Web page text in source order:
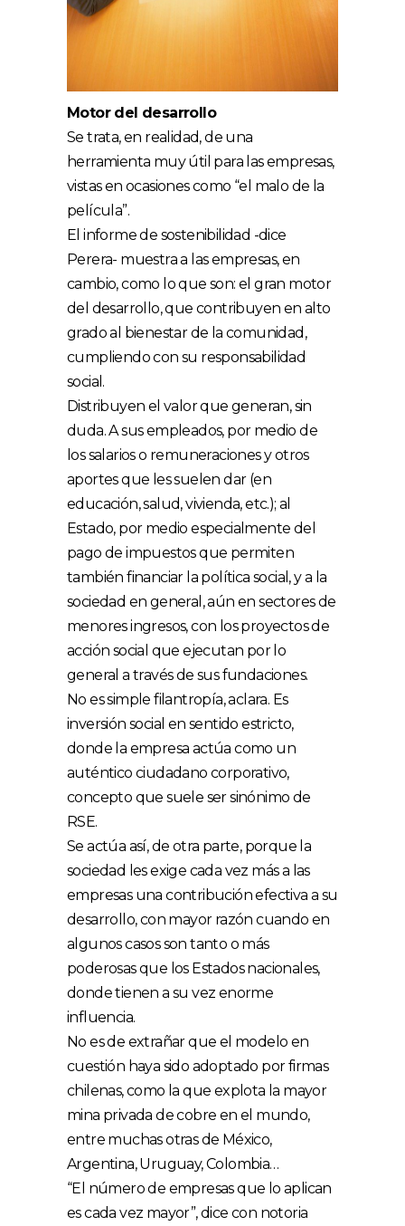
Motor del desarrollo
Se trata, en realidad, de una
herramienta muy útil para las empresas,
vistas en ocasiones como “el malo de la
película”.
El informe de sostenibilidad -dice
Perera- muestra a las empresas, en
cambio, como lo que son: el gran motor
del desarrollo, que contribuyen en alto
grado al bienestar de la comunidad,
cumpliendo con su responsabilidad
social.
Distribuyen el valor que generan, sin
duda. A sus empleados, por medio de
los salarios o remuneraciones y otros
aportes que les suelen dar (en
educación, salud, vivienda, etc.); al
Estado, por medio especialmente del
pago de impuestos que permiten
también financiar la política social, y a la
sociedad en general, aún en sectores de
menores ingresos, con los proyectos de
acción social que ejecutan por lo
general a través de sus fundaciones.
No es simple filantropía, aclara. Es
inversión social en sentido estricto,
donde la empresa actúa como un
auténtico ciudadano corporativo,
concepto que suele ser sinónimo de
RSE.
Se actúa así, de otra parte, porque la
sociedad les exige cada vez más a las
empresas una contribución efectiva a su
desarrollo, con mayor razón cuando en
algunos casos son tanto o más
poderosas que los Estados nacionales,
donde tienen a su vez enorme
influencia.
No es de extrañar que el modelo en
cuestión haya sido adoptado por firmas
chilenas, como la que explota la mayor
mina privada de cobre en el mundo,
entre muchas otras de México,
Argentina, Uruguay, Colombia…
“El número de empresas que lo aplican
es cada vez mayor”, dice con notoria